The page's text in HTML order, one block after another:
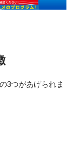
3つがあげられま